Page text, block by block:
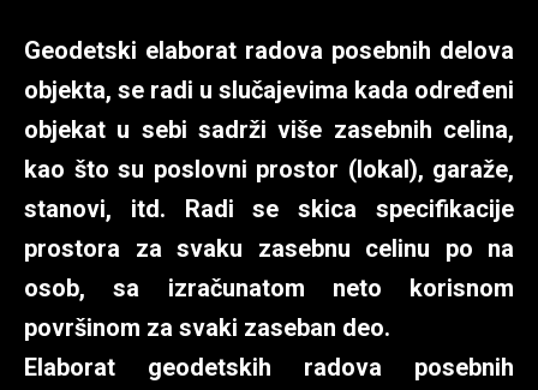
Geodetski elaborat radova posebnih delova
objekta, se radi u slučajevima kada određeni
objekat u sebi sadrži više zasebnih celina,
kao što su poslovni prostor (lokal), garaže,
stanovi, itd. Radi se skica specifikacije
prostora za svaku zasebnu celinu po na
osob, sa izračunatom neto korisnom
površinom za svaki zaseban deo.
Elaborat geodetskih radova posebnih